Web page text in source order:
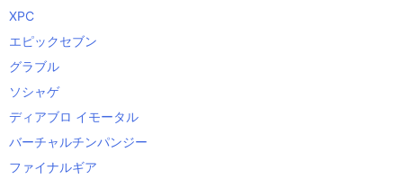
XPC
エピックセブン
グラブル
ソシャゲ
ディアブロ イモータル
バーチャルチンパンジー
ファイナルギア